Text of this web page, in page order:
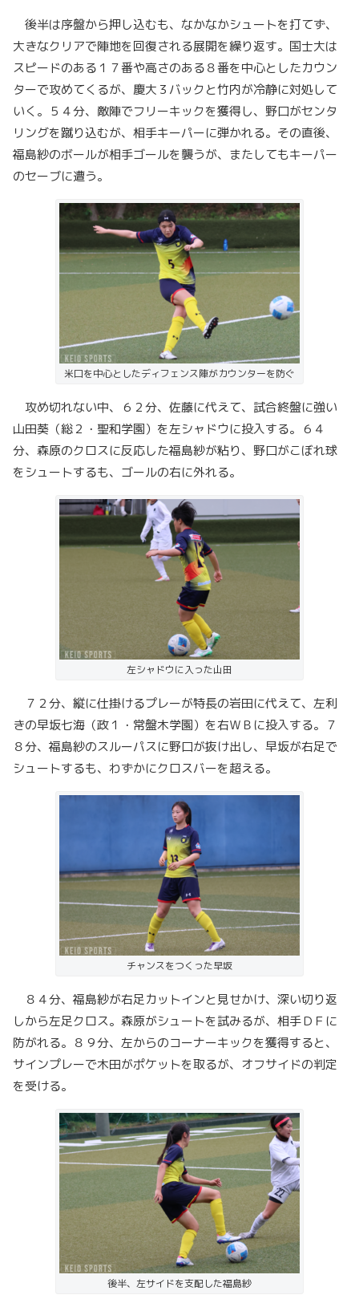
後半は序盤から押し込むも、なかなかシュートを打てず、
大きなクリアで陣地を回復される展開を繰り返す。国士大は
スピードのある１７番や高さのある８番を中心としたカウン
ターで攻めてくるが、慶大３バックと竹内が冷静に対処して
いく。５４分、敵陣でフリーキックを獲得し、野口がセンタ
リングを蹴り込むが、相手キーパーに弾かれる。その直後、
福島紗のボールが相手ゴールを襲うが、またしてもキーパー
のセーブに遭う。
米口を中心としたディフェンス陣がカウンターを防ぐ
攻め切れない中、６２分、佐藤に代えて、試合終盤に強い
山田葵（総２・聖和学園）を左シャドウに投入する。６４
分、森原のクロスに反応した福島紗が粘り、野口がこぼれ球
をシュートするも、ゴールの右に外れる。
左シャドウに入った山田
７２分、縦に仕掛けるプレーが特長の岩田に代えて、左利
きの早坂七海（政１・常盤木学園）を右ＷＢに投入する。７
８分、福島紗のスルーパスに野口が抜け出し、早坂が右足で
シュートするも、わずかにクロスバーを超える。
チャンスをつくった早坂
８４分、福島紗が右足カットインと見せかけ、深い切り返
しから左足クロス。森原がシュートを試みるが、相手ＤＦに
防がれる。８９分、左からのコーナーキックを獲得すると、
サインプレーで木田がポケットを取るが、オフサイドの判定
を受ける。
後半、左サイドを支配した福島紗